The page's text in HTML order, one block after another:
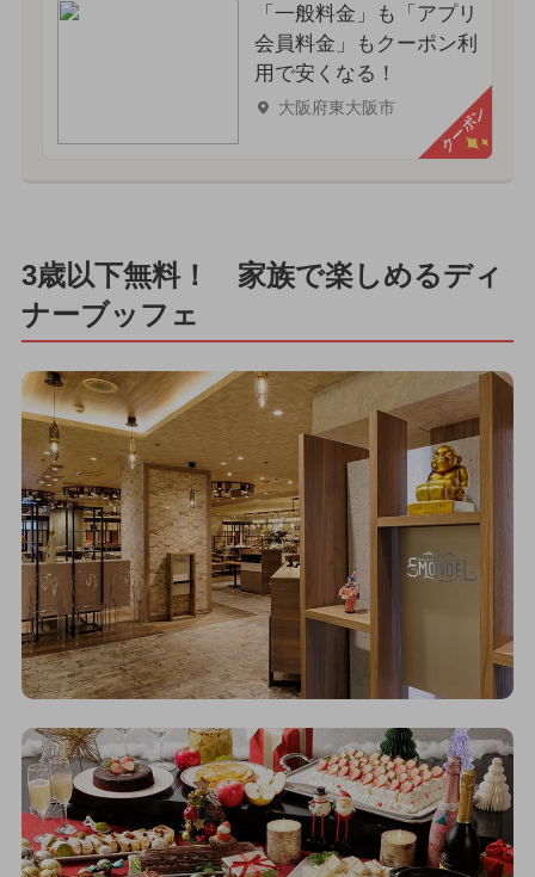
「一般料金」も「アプリ
会員料金」もクーポン利
用で安くなる！
大阪府東大阪市 クーポン
3歳以下無料！ 家族で楽しめるディ
ナーブッフェ